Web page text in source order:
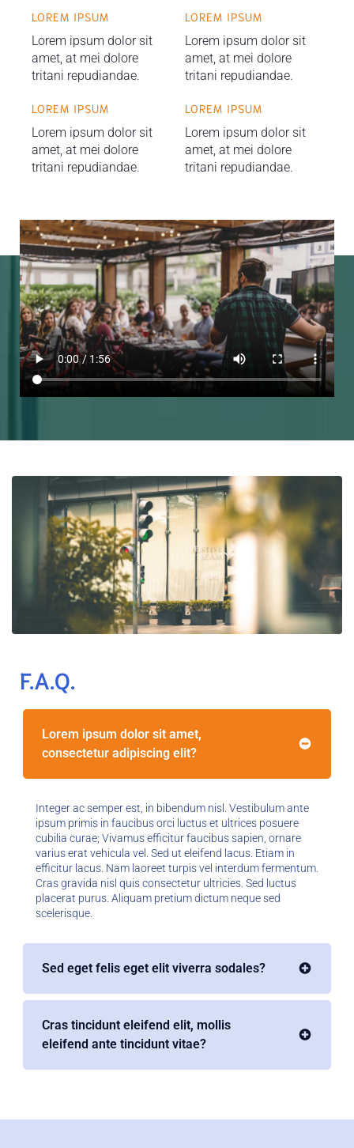
LOREM IPSUM
Lorem ipsum dolor sit
amet, at mei dolore
tritani repudiandae.
LOREM IPSUM
Lorem ipsum dolor sit
amet, at mei dolore
tritani repudiandae.
LOREM IPSUM
Lorem ipsum dolor sit
amet, at mei dolore
tritani repudiandae.
LOREM IPSUM
Lorem ipsum dolor sit
amet, at mei dolore
tritani repudiandae.
F.A.Q.
Lorem ipsum dolor sit amet,
consectetur adipiscing elit?
Integer ac semper est, in bibendum nisl. Vestibulum ante
ipsum primis in faucibus orci luctus et ultrices posuere
cubilia curae; Vivamus efficitur faucibus sapien, ornare
varius erat vehicula vel. Sed ut eleifend lacus. Etiam in
efficitur lacus. Nam laoreet turpis vel interdum fermentum.
Cras gravida nisl quis consectetur ultricies. Sed luctus
placerat purus. Aliquam pretium dictum neque sed
scelerisque.
Sed eget felis eget elit viverra sodales?
Cras tincidunt eleifend elit, mollis
eleifend ante tincidunt vitae?